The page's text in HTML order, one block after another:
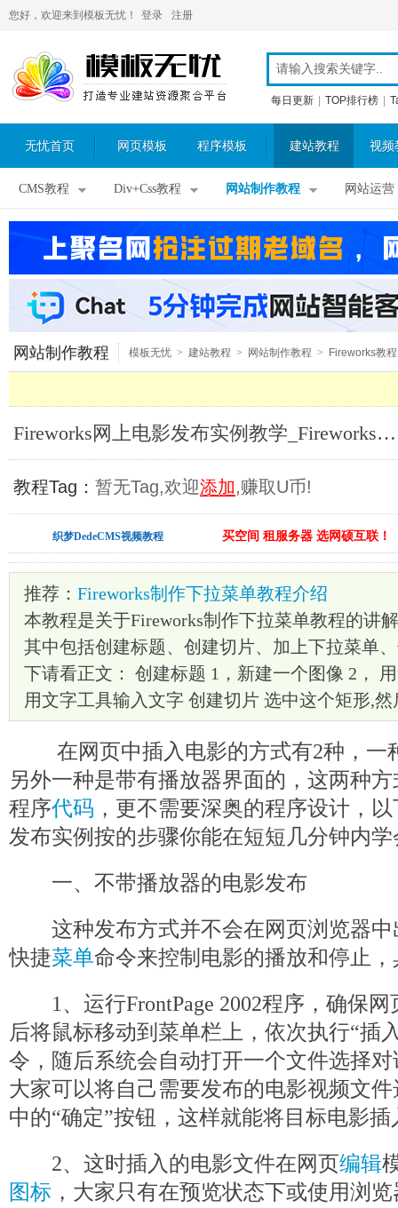
您好，欢迎来到模板无忧！ 登录 注册
每日更新 TOP排行榜
无忧首页 网页模板 程序模板 建站教程 视频
CMS教程 Div+Css教程 网站制作教程 网站运营
网站制作教程 模板无忧 > 建站教程 > 网站制作教程 > Fireworks教程
Fireworks网上电影发布实例教学_Fireworks教程
教程Tag： 暂无Tag,欢迎添加,赚取U币!
织梦DedeCMS视频教程 买空间 租服务器 选网硕互联！
推荐： Fireworks制作下拉菜单教程介绍
本教程是关于Fireworks制作下拉菜单教程的讲
其中包括创建标题、创建切片、加上下拉菜单
下请看正文： 创建标题 1，新建一个图像 2，
用文字工具输入文字 创建切片 选中这个矩形,
在网页中插入电影的方式有2种，一
另外一种是带有播放器界面的，这两种
程序代码 ，更不需要深奥的程序设计，
发布实例按的步骤你能在短短几分钟内
一、不带播放器的电影发布
这种发布方式并不会在网页浏览器中
快捷菜单命令来控制电影的播放和停止
1、运行FrontPage 2002程序，确保网
后将鼠标移动到菜单栏上，依次执行“插
令，随后系统会自动打开一个文件选择
大家可以将自己需要发布的电影视频文
中的“确定”按钮，这样就能将目标电影
2、这时插入的电影文件在网页编辑
图标 ，大家只有在预览状态下或使用浏